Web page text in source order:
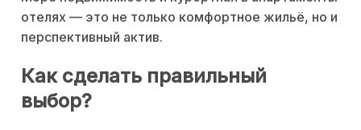
отелях — это не только комфортное жильё, но и
перспективный актив.
Как сделать правильный
выбор?